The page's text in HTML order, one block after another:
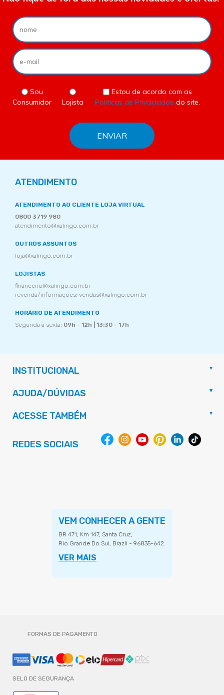
Sou
Consumidor
Lojista
Estou de acordo com as
Políticas de Privacidade do site.
ATENDIMENTO
ATENDIMENTO AO CLIENTE LOJA VIRTUAL
0800 3719 980
atendimento@xalingo.com.br
OUTROS ASSUNTOS
loja@xalingo.com.br
LOJISTAS
financeiro@xalingo.com.br
revenda/informações: vendas@xalingo.com.br
HORÁRIO DE ATENDIMENTO
Segunda a sexta: 09h - 12h | 13:30 - 17h
INSTITUCIONAL
AJUDA/DÚVIDAS
ACESSE TAMBÉM
REDES SOCIAIS
VEM CONHECER A GENTE
BR 471, Km 147, Santa Cruz,
Rio Grande Do Sul, Brazil - 96835-642.
VER MAIS
FORMAS DE PAGAMENTO
SELO DE SEGURANÇA